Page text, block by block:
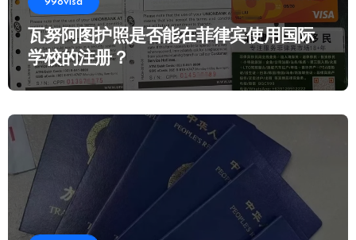
998visa
瓦努阿图护照是否能在菲律宾使用国际
学校的注册？